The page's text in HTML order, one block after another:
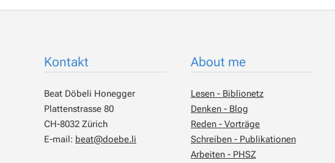
Kontakt
Beat Döbeli Honegger
Plattenstrasse 80
CH-8032 Zürich
E-mail: beat@doebe.li
About me
Lesen - Biblionetz
Denken - Blog
Reden - Vorträge
Schreiben - Publikationen
Arbeiten - PHSZ